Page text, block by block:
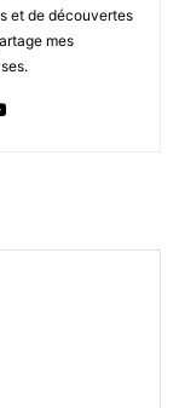
et de découvertes
mes